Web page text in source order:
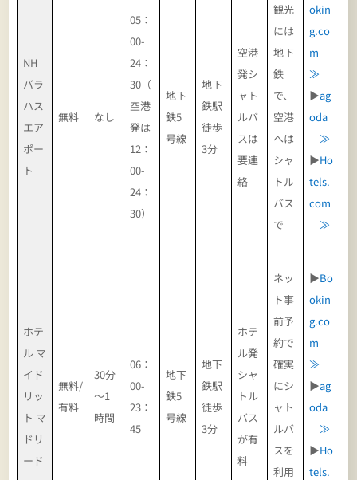
NH
バラ
ハス
エア
ポー
ト
無料 なし
05：
00-
24：
30（
空港
発は
12：
00-
24：
30）
地下
鉄5
号線
地下
鉄駅
徒歩
3分
空港
発シ
ャト
ルバ
スは
要連
絡
観光
には
地下
鉄
で、
空港
へは
シャ
トル
バス
で
okin
g.co
m
≫
▶ag
oda
≫
▶Ho
tels.
com
≫
ホテ
ル マ
イド
リッ
ト マ
ドリ
ード
無料/
有料
30分
～1
時間
06：
00-
23：
45
地下
鉄5
号線
地下
鉄駅
徒歩
3分
ホテ
ル発
シャ
トル
バス
が有
料
ネッ
ト事
前予
約で
確実
にシ
ャト
ルバ
スを
利用
▶Bo
okin
g.co
m
≫
▶ag
oda
≫
▶Ho
tels.